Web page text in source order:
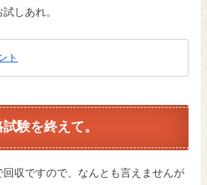
しあれ。
ト
験を終えて。
収ですので、なんとも言えませんが